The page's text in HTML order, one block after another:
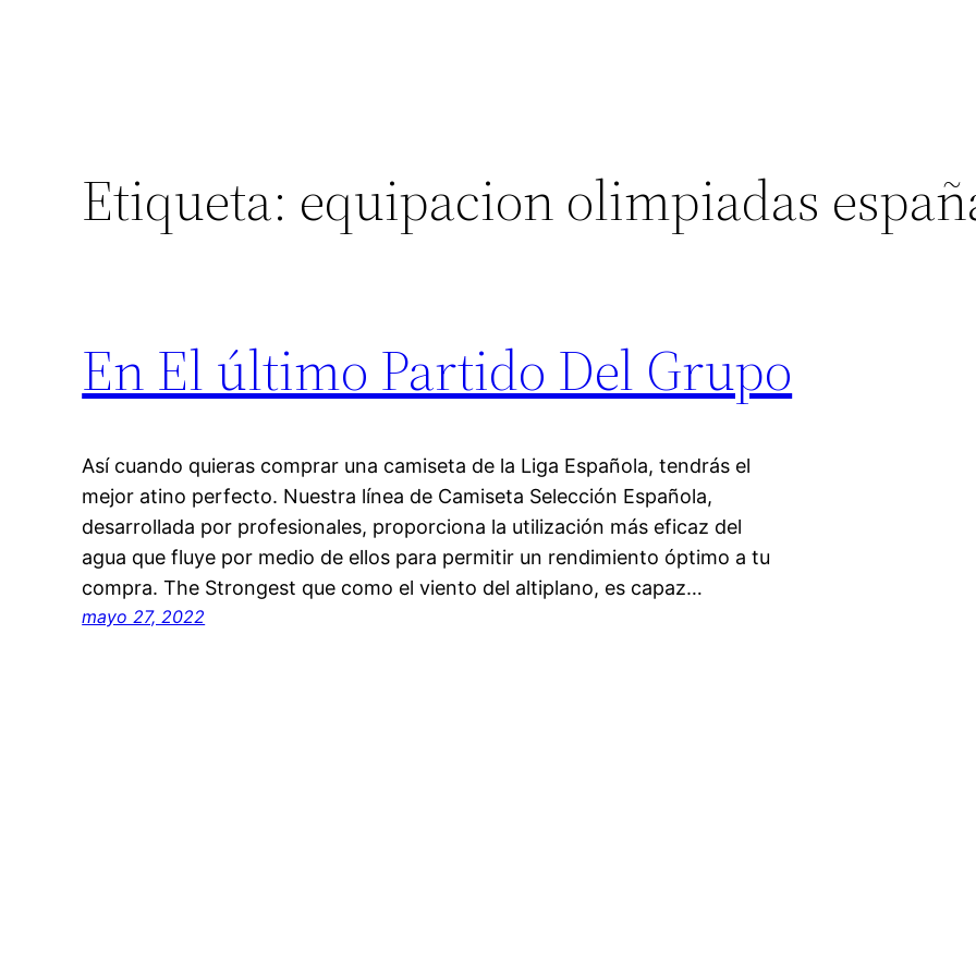
Etiqueta: equipacion olimpiadas
En El último Partido Del Grupo
Así cuando quieras comprar una camiseta de la Liga Española, tendrás el
mejor atino perfecto. Nuestra línea de Camiseta Selección Española,
desarrollada por profesionales, proporciona la utilización más eficaz del
agua que fluye por medio de ellos para permitir un rendimiento óptimo a tu
compra. The Strongest que como el viento del altiplano, es capaz…
mayo 27, 2022